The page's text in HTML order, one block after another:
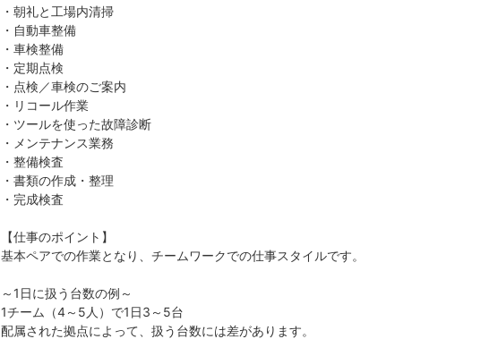
・朝礼と工場内清掃
・自動車整備
・車検整備
・定期点検
・点検／車検のご案内
・リコール作業
・ツールを使った故障診断
・メンテナンス業務
・整備検査
・書類の作成・整理
・完成検査
【仕事のポイント】
基本ペアでの作業となり、チームワークでの仕事スタイルです。
～1日に扱う台数の例～
1チーム（4～5人）で1日3～5台
配属された拠点によって、扱う台数には差があります。